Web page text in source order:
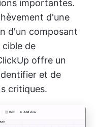
importantes.
d'une
d'un composant
cible de
offre un
et de
critiques.